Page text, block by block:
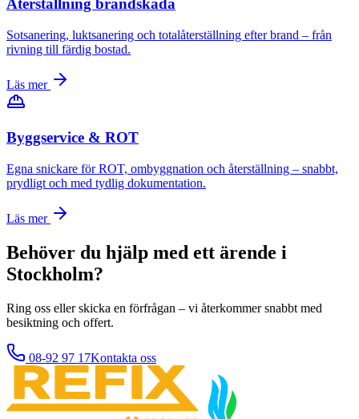
Återställning brandskada
Sotsanering, lukt­sanering och totalåterställning efter brand – från
rivning till färdig bostad.
Läs mer
Byggservice & ROT
Egna snickare för ROT, ombyggnation och återställning – snabbt,
prydligt och med tydlig dokumentation.
Läs mer
Behöver du hjälp med ett ärende i
Stockholm?
Ring oss eller skicka en förfrågan – vi återkommer snabbt med
besiktning och offert.
08-92 97 17Kontakta oss